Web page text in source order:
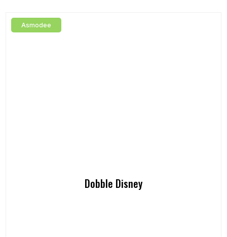
Asmodee
Dobble Disney